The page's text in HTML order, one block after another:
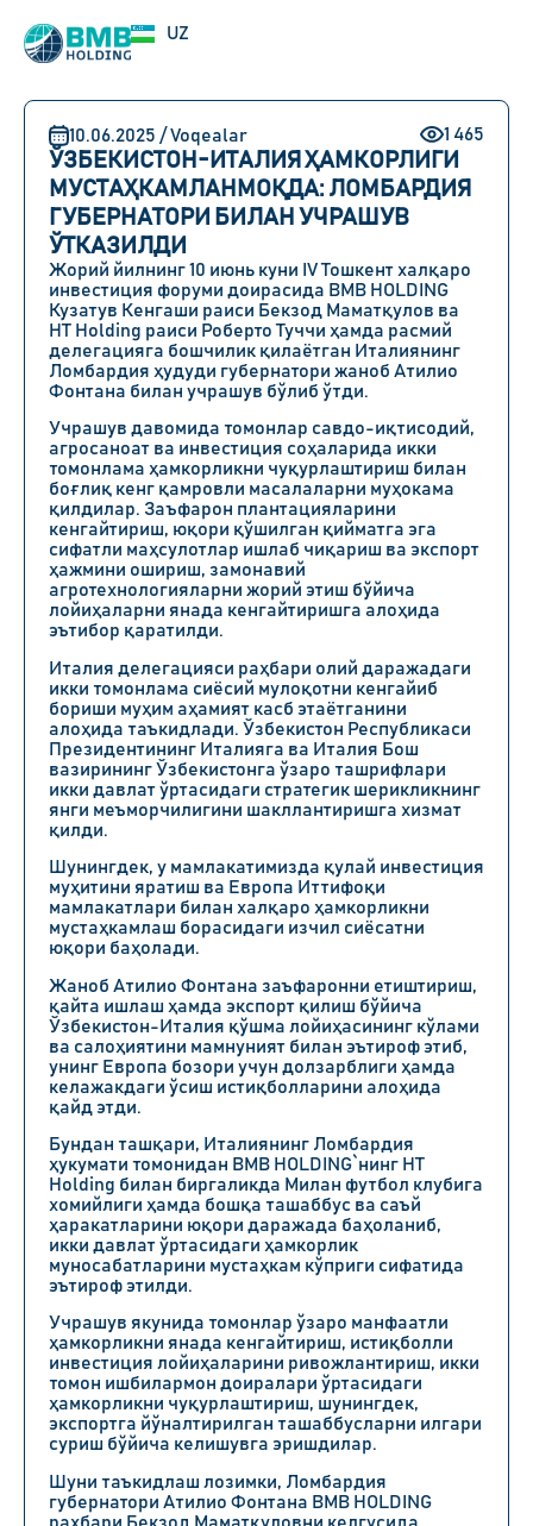
UZ
RU
10.06.2025 / Voqealar 1 465
ЎЗБЕКИСТОН-ИТАЛИЯ ҲАМКОРЛИГИ
МУСТАҲКАМЛАНМОҚДА: ЛОМБАРДИЯ
ГУБЕРНАТОРИ БИЛАН УЧРАШУВ
ЎТКАЗИЛДИ
Жорий йилнинг10 июнь куни IV Тошкент халқаро
инвестиция форуми доирасида BMB HOLDING
Кузатув Кенгаши раиси Бекзод Маматқулов ва
HT Holding раиси Роберто Туччи ҳамда расмий
делегацияга бошчилик қилаётган Италиянинг
Ломбардия ҳудуди губернатори жаноб Атилио
Фонтана билан учрашув бўлиб ўтди.
Учрашув давомида томонлар савдо-иқтисодий,
агросаноат ва инвестиция соҳаларида икки
томонлама ҳамкорликни чуқурлаштириш билан
боғлиқ кенг қамровли масалаларни муҳокама
қилдилар. Зaъфарон плантацияларини
кенгайтириш, юқори қўшилган қийматга эга
сифатли маҳсулотлар ишлаб чиқариш ва экспорт
ҳажмини ошириш, замонавий
агротехнологияларни жорий этиш бўйича
лойиҳаларни янада кенгайтиришга алоҳида
эътибор қаратилди.
Италия делегацияси раҳбари олий даражадаги
икки томонлама сиёсий мулоқотни кенгайиб
бориши муҳим аҳамият касб этаётганини
алоҳида таъкидлади. Ўзбекистон Республикаси
Президентининг Италияга ва Италия Бош
вазирининг Ўзбекистонга ўзаро ташрифлари
икки давлат ўртасидаги стратегик шерикликнинг
янги меъморчилигини шакллантиришга хизмат
қилди.
Шунингдек, у мамлакатимизда қулай инвестиция
муҳитини яратиш ва Европа Иттифоқи
мамлакатлари билан халқаро ҳамкорликни
мустаҳкамлаш борасидаги изчил сиёсатни
юқори баҳолади.
Жаноб Атилио Фонтана заъфаронни етиштириш,
қайта ишлаш ҳамда экспорт қилиш бўйича
Ўзбекистон-Италия қўшма лойиҳасининг кўлами
ва салоҳиятини мамнуният билан эътироф этиб,
унинг Европа бозори учун долзарблиги ҳамда
келажакдаги ўсиш истиқболларини алоҳида
қайд этди.
Бундан ташқари, Италиянинг Ломбардия
ҳукумати томонидан BMB HOLDING`нинг НТ
Holding билан биргаликда Милан футбол клубига
хомийлиги ҳамда бошқа ташаббус ва саъй
ҳаракатларини юқори даражада баҳоланиб,
икки давлат ўртасидаги ҳамкорлик
муносабатларини мустаҳкам кўприги сифатида
эътироф этилди.
Учрашув якунида томонлар ўзаро манфаатли
ҳамкорликни янада кенгайтириш, истиқболли
инвестиция лойиҳаларини ривожлантириш, икки
томон ишбилармон доиралари ўртасидаги
ҳамкорликни чуқурлаштириш, шунингдек,
экспортга йўналтирилган ташаббусларни илгари
суриш бўйича келишувга эришдилар.
Шуни таъкидлаш лозимки, Ломбардия
губернатори Атилио Фонтана BMB HOLDING
раҳбари Бекзод Маматқуловни келгусида